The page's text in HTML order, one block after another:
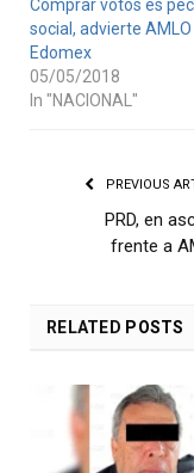
Comprar votos es
social, advierte AMLO
Edomex
05/05/2018
In "NACIONAL"
PREVIOUS
PRD, en
frente a
RELATED POSTS